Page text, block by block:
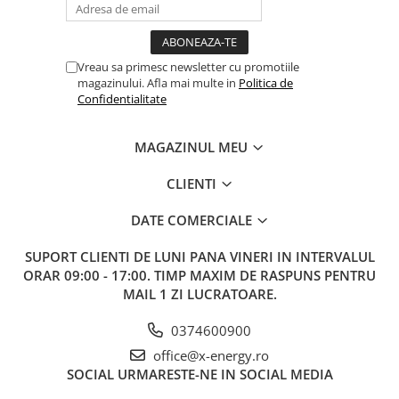
Longi
Invertor INVT XG60KTR Trifazic 60kWh
Smart Meter CHINT Trifazat
1
Sistem de prindere panouri
Copex metalic 32 mm, cu izolație PVC
Canal cablu PVC 60×40 (2m)
Cablu MYYM 5×6 mm², izolație PVC
8
Cablu solar 1×6 mm² (Roșu + Negru)
200
Cablu împământare MYF 1×10 mm²
Tablou AC & DC (siguranțe,
descărcătoare, cleme)
Vreau sa primesc newsletter cu promotiile
magazinului. Afla mai multe in Politica de
Confidentialitate
MAGAZINUL MEU
CLIENTI
DATE COMERCIALE
SUPORT CLIENTI DE LUNI PANA VINERI IN INTERVALUL
ORAR 09:00 - 17:00. TIMP MAXIM DE RASPUNS PENTRU
MAIL 1 ZI LUCRATOARE.
0374600900
office@x-energy.ro
SOCIAL URMARESTE-NE IN SOCIAL MEDIA